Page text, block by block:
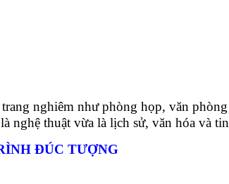
nghiêm như phòng họp, văn
thuật vừa là lịch sử, văn hóa và
ĐÚC TƯỢNG